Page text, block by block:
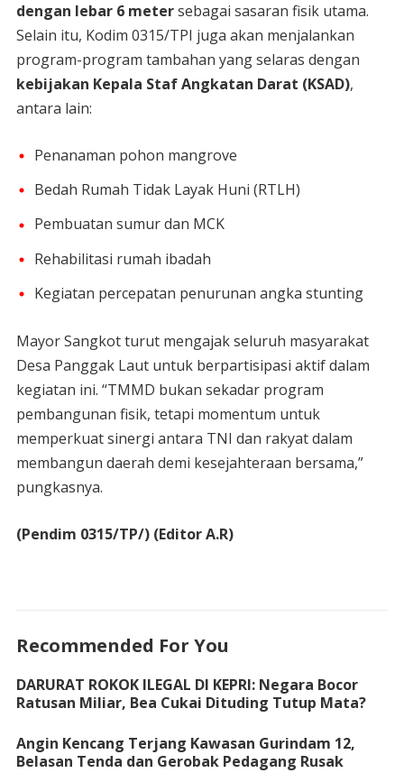
dengan lebar 6 metersebagai sasaran fisik utama.
Selain itu, Kodim 0315/TPI juga akan menjalankan
program-program tambahan yang selaras dengan
kebijakan Kepala Staf Angkatan Darat (KSAD),
antara lain:
Penanaman pohon mangrove
Bedah Rumah Tidak Layak Huni (RTLH)
Pembuatan sumur dan MCK
Rehabilitasi rumah ibadah
Kegiatan percepatan penurunan angka stunting
Mayor Sangkot turut mengajak seluruh masyarakat
Desa Panggak Laut untuk berpartisipasi aktif dalam
kegiatan ini. “TMMD bukan sekadar program
pembangunan fisik, tetapi momentum untuk
memperkuat sinergi antara TNI dan rakyat dalam
membangun daerah demi kesejahteraan bersama,”
pungkasnya.
(Pendim 0315/TP/) (Editor A.R)
Recommended For You
DARURAT ROKOK ILEGAL DI KEPRI: Negara Bocor
Ratusan Miliar, Bea Cukai Dituding Tutup Mata?
Angin Kencang Terjang Kawasan Gurindam 12,
Belasan Tenda dan Gerobak Pedagang Rusak